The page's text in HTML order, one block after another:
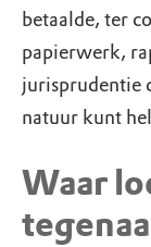
betaalde, ter
papierwerk,
jurisprudentie
natuur kunt
Waar